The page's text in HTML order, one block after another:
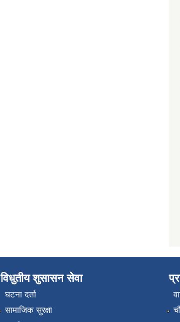
विधुतीय शुसासन सेवा
घटना दर्ता
सामाजिक सुरक्षा